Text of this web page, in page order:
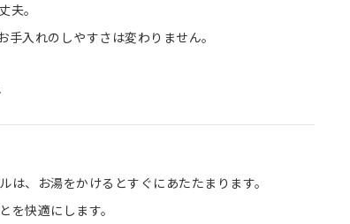
夫。
入れのしやすさは変わりません。
は、お湯をかけるとすぐにあたたまります。
を快適にします。